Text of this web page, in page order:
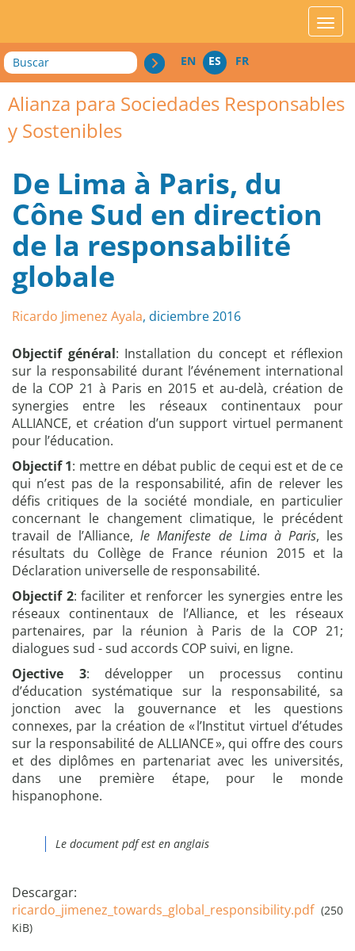
Buscar EN ES FR
Alianza para Sociedades Responsables
y Sostenibles
De Lima à Paris, du
Cône Sud en direction
de la responsabilité
globale
Ricardo Jimenez Ayala, diciembre 2016
Objectif général: Installation du concept et réflexion
sur la responsabilité durant l’événement international
de la COP 21 à Paris en 2015 et au-delà, création de
synergies entre les réseaux continentaux pour
ALLIANCE, et création d’un support virtuel permanent
pour l’éducation.
Objectif 1: mettre en débat public de cequi est et de ce
qui n’est pas de la responsabilité, afin de relever les
défis critiques de la société mondiale, en particulier
concernant le changement climatique, le précédent
travail de l’Alliance,le Manifeste de Lima à Paris, les
résultats du Collège de France réunion 2015 et la
Déclaration universelle de responsabilité.
Objectif 2: faciliter et renforcer les synergies entre les
réseaux continentaux de l’Alliance, et les réseaux
partenaires, par la réunion à Paris de la COP 21;
dialogues sud - sud accords COP suivi, en ligne.
Ojective 3: développer un processus continu
d’éducation systématique sur la responsabilité, sa
jonction avec la gouvernance et les questions
connexes, par la création de « l’Institut virtuel d’études
sur la responsabilité de ALLIANCE », qui offre des cours
et des diplômes en partenariat avec les universités,
dans une première étape, pour le monde
hispanophone.
Le document pdf est en anglais
Descargar:
ricardo_jimenez_towards_global_responsibility.pdf (250
KiB)